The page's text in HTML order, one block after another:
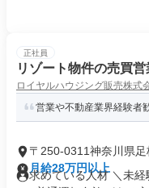
正社員
リゾート物件の売買営
ロイヤルハウジング販売株式
営業や不動産業界経験者
〒250-0311神奈川県
月給28万円以上
求めている人材 ＼未